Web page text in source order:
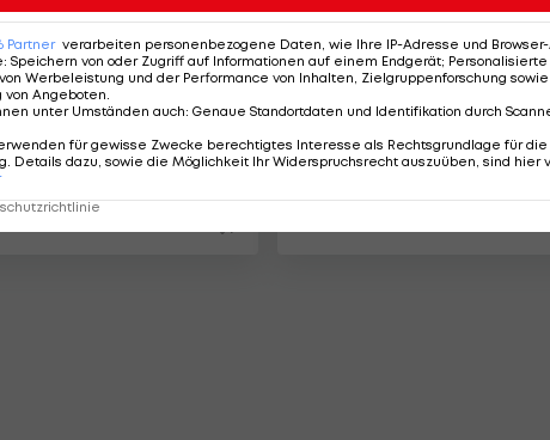
landet bei
Open in den
Überzeugender Straka
bei Scottish Open in
Führung
Partner verarbeiten personenbezogene Daten, wie Ihre IP-Adresse und
: Speichern von oder Zugriff auf Informationen auf einem Endgerät;
Werbeleistung und der Performance von Inhalten, Zielgruppenforschung sowie
von Angeboten
unter Umständen auch: Genaue Standortdaten und Identifikation durch
für gewisse Zwecke berechtigtes Interesse als Rechtsgrundlage für die
Details dazu, sowie die Möglichkeit Ihr Widerspruchsrecht auszuüben, sind hier